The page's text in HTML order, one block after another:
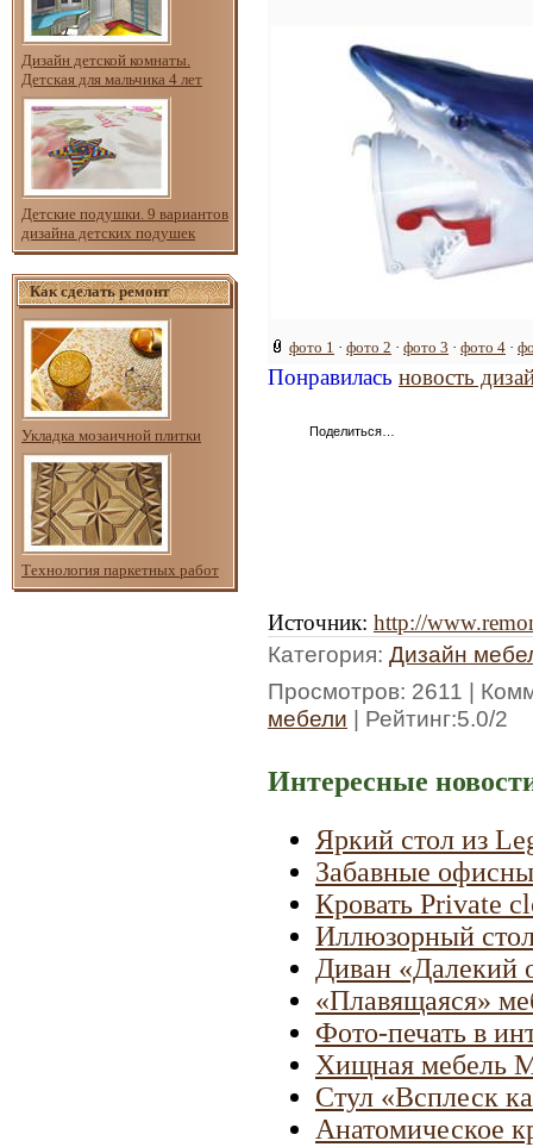
Дизайн детской комнаты.
Детская для мальчика 4 лет
Детские подушки. 9 вариантов
дизайна детских подушек
Как сделать ремонт
Укладка мозаичной плитки
Технология паркетных работ
фото 1 · фото 2 · фото 3 · фото 4 ·
Понравилась новость
Поделиться…
Источник: http://
Категория: Дизайн
Просмотров: 2611 |
мебели | Рейтинг:5.0/2
Интересные
Яркий стол из
Забавные
Кровать Private
Иллюзорный
Диван «Далекий
«Плавящаяся»
Фото-печать в
Хищная мебель
Стул «Всплеск
Анатомическое